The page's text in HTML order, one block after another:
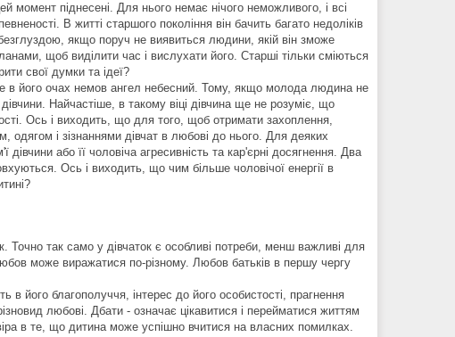
момент піднесені. Для нього немає нічого неможливого, і всі
В житті старшого покоління він бачить багато недоліків
якщо поруч не виявиться людини, якій він зможе
щоб виділити час і вислухати його. Старші тільки сміються
свої думки та ідеї?
в його очах немов ангел небесний. Тому, якщо молода людина не
Найчастіше, в такому віці дівчина ще не розуміє, що
Ось і виходить, що для того, щоб отримати захоплення,
і зізнаннями дівчат в любові до нього. Для деяких
або її чоловіча агресивність та кар'єрні досягнення. Два
Ось і виходить, що чим більше чоловічої енергії в
Точно так само у дівчаток є особливі потреби, менш важливі для
може виражатися по-різному. Любов батьків в першу чергу
в його благополуччя, інтерес до його особистості, прагнення
любові. Дбати - означає цікавитися і перейматися життям
в те, що дитина може успішно вчитися на власних помилках.